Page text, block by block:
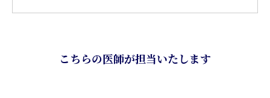
こちらの医師が担当いたします